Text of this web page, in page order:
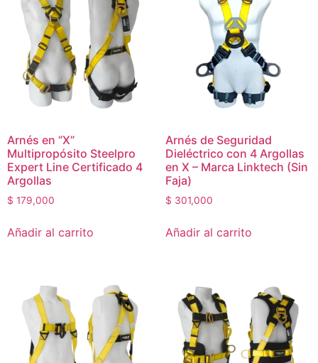
Arnés en “X”
Multipropósito Steelpro
Expert Line Certificado 4
Argollas
$ 179,000
Añadir al carrito
Arnés de Seguridad
Dieléctrico con 4 Argollas
en X – Marca Linktech (Sin
Faja)
$ 301,000
Añadir al carrito